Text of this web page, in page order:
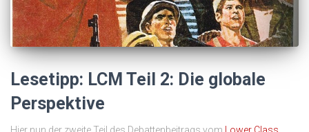
Lesetipp: LCM Teil 2: Die globale
Perspektive
Hier nun der zweite Teil des Debattenbeitrags vom
Lower Class